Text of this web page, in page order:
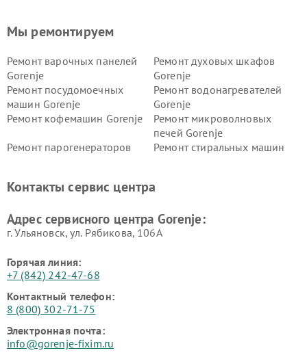
Мы ремонтируем
Ремонт варочных панелей
Gorenje
Ремонт духовых шкафов
Gorenje
Ремонт посудомоечных
машин Gorenje
Ремонт водонагревателей
Gorenje
Ремонт кофемашин Gorenje
Ремонт микроволновых
печей Gorenje
Ремонт парогенераторов
Ремонт стиральных машин
Контакты сервис центра
Адрес сервисного центра Gorenje:
г. Ульяновск, ул. Рябикова, 106А
Горячая линия:
+7 (842) 242-47-68
Контактный телефон:
8 (800) 302-71-75
Электронная почта:
info@gorenje-fixim.ru